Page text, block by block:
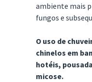
ambiente mais
fungos e
O uso de
chinelos em
hotéis,
micose.